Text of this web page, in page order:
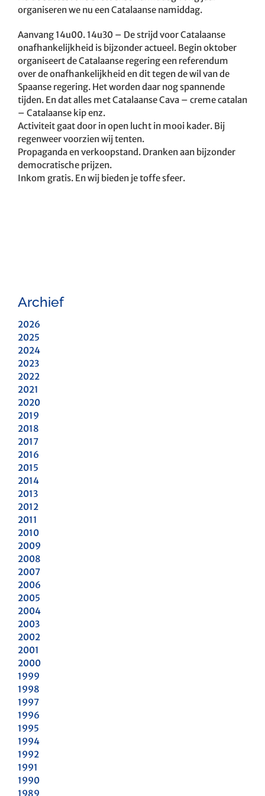
organiseren we nu een Catalaanse namiddag.
Aanvang 14u00. 14u30 – De strijd voor Catalaanse
onafhankelijkheid is bijzonder actueel. Begin oktober
organiseert de Catalaanse regering een referendum
over de onafhankelijkheid en dit tegen de wil van de
Spaanse regering. Het worden daar nog spannende
tijden. En dat alles met Catalaanse Cava – creme catalan
– Catalaanse kip enz.
Activiteit gaat door in open lucht in mooi kader. Bij
regenweer voorzien wij tenten.
Propaganda en verkoopstand. Dranken aan bijzonder
democratische prijzen.
Inkom gratis. En wij bieden je toffe sfeer.
Archief
2026
2025
2024
2023
2022
2021
2020
2019
2018
2017
2016
2015
2014
2013
2012
2011
2010
2009
2008
2007
2006
2005
2004
2003
2002
2001
2000
1999
1998
1997
1996
1995
1994
1992
1991
1990
1989